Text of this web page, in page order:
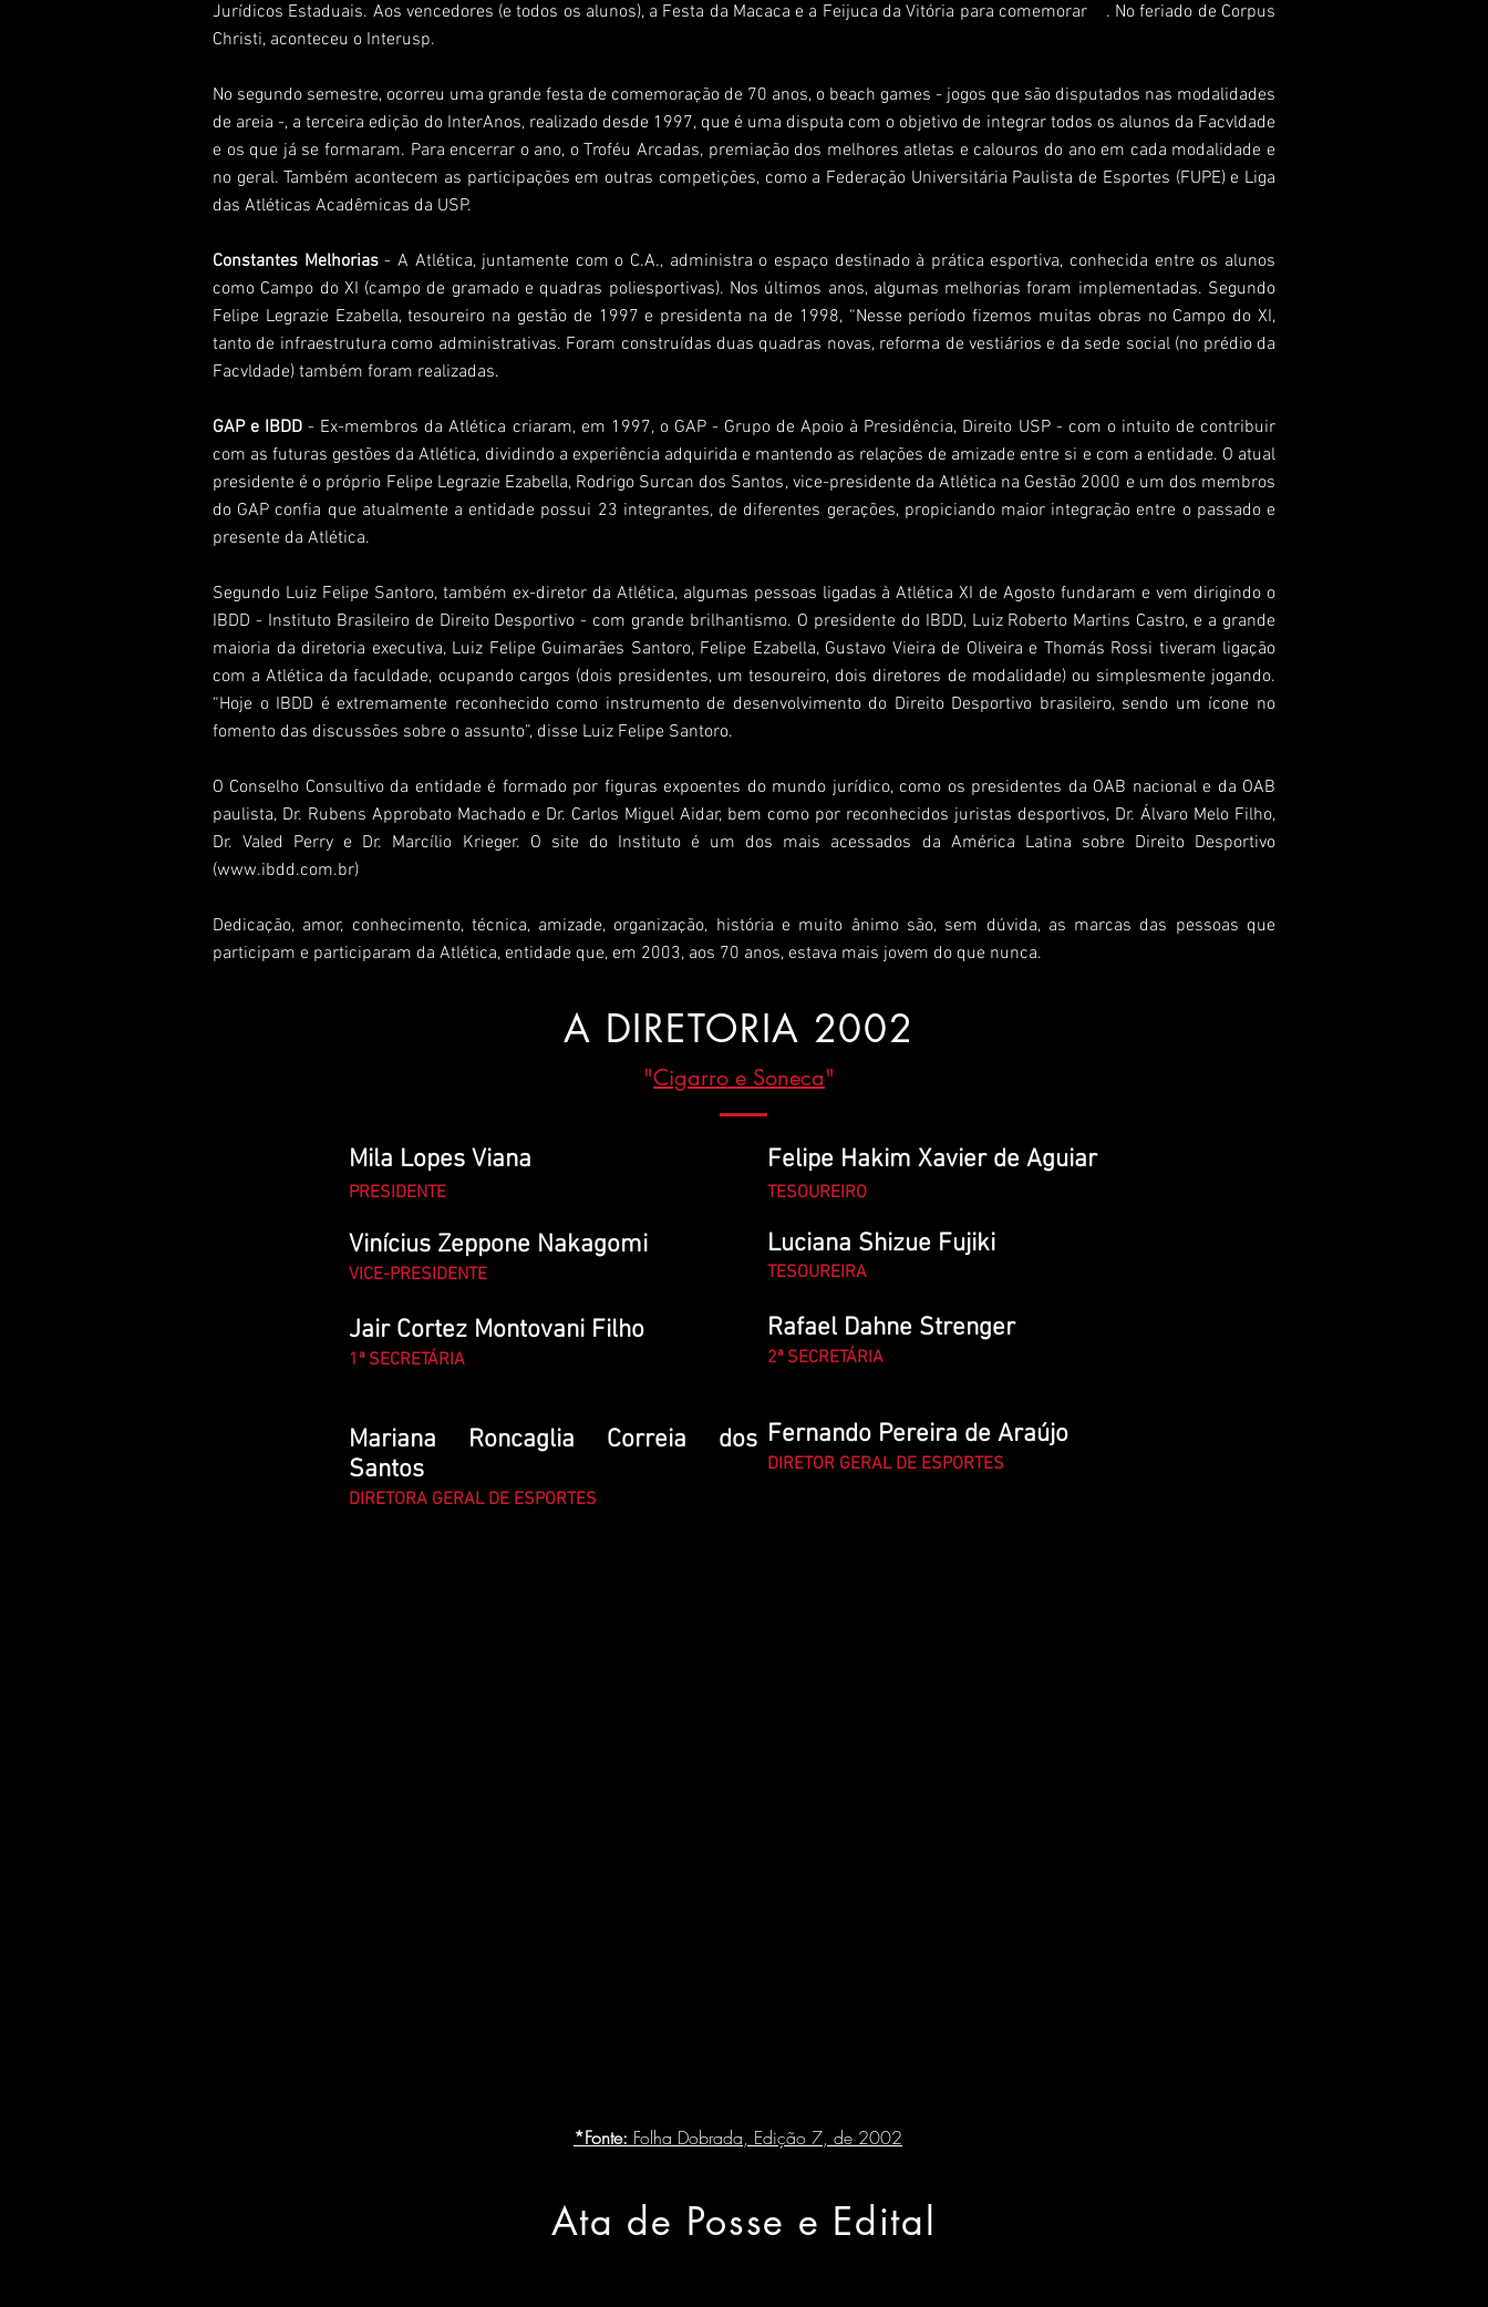
Jurídicos Estaduais. Aos vencedores (e todos os alunos), a Festa da Macaca e a Feijuca da Vitória para comemorar . No feriado de Corpus
Christi, aconteceu o Interusp.
No segundo semestre, ocorreu uma grande festa de comemoração de 70 anos, o beach games - jogos que são disputados nas modalidades
de areia -, a terceira edição do InterAnos, realizado desde 1997, que é uma disputa com o objetivo de integrar todos os alunos da Facvldade
e os que já se formaram. Para encerrar o ano, o Troféu Arcadas, premiação dos melhores atletas e calouros do ano em cada modalidade e
no geral. Também acontecem as participações em outras competições, como a Federação Universitária Paulista de Esportes (FUPE) e Liga
das Atléticas Acadêmicas da USP.
Constantes Melhorias- A Atlética, juntamente com o C.A., administra o espaço destinado à prática esportiva, conhecida entre os alunos
como Campo do XI (campo de gramado e quadras poliesportivas). Nos últimos anos, algumas melhorias foram implementadas. Segundo
Felipe Legrazie Ezabella, tesoureiro na gestão de 1997 e presidenta na de 1998, “Nesse período fizemos muitas obras no Campo do XI,
tanto de infraestrutura como administrativas. Foram construídas duas quadras novas, reforma de vestiários e da sede social (no prédio da
Facvldade) também foram realizadas.
GAP e IBDD- Ex-membros da Atlética criaram, em 1997, o GAP - Grupo de Apoio à Presidência, Direito USP - com o intuito de contribuir
com as futuras gestões da Atlética, dividindo a experiência adquirida e mantendo as relações de amizade entre si e com a entidade. O atual
presidente é o próprio Felipe Legrazie Ezabella, Rodrigo Surcan dos Santos, vice-presidente da Atlética na Gestão 2000 e um dos membros
do GAP confia que atualmente a entidade possui 23 integrantes, de diferentes gerações, propiciando maior integração entre o passado e
presente da Atlética.
Segundo Luiz Felipe Santoro, também ex-diretor da Atlética, algumas pessoas ligadas à Atlética XI de Agosto fundaram e vem dirigindo o
IBDD - Instituto Brasileiro de Direito Desportivo - com grande brilhantismo. O presidente do IBDD, Luiz Roberto Martins Castro, e a grande
maioria da diretoria executiva, Luiz Felipe Guimarães Santoro, Felipe Ezabella, Gustavo Vieira de Oliveira e Thomás Rossi tiveram ligação
com a Atlética da faculdade, ocupando cargos (dois presidentes, um tesoureiro, dois diretores de modalidade) ou simplesmente jogando.
“Hoje o IBDD é extremamente reconhecido como instrumento de desenvolvimento do Direito Desportivo brasileiro, sendo um ícone no
fomento das discussões sobre o assunto”, disse Luiz Felipe Santoro.
O Conselho Consultivo da entidade é formado por figuras expoentes do mundo jurídico, como os presidentes da OAB nacional e da OAB
paulista, Dr. Rubens Approbato Machado e Dr. Carlos Miguel Aidar, bem como por reconhecidos juristas desportivos, Dr. Álvaro Melo Filho,
Dr. Valed Perry e Dr. Marcílio Krieger. O site do Instituto é um dos mais acessados da América Latina sobre Direito Desportivo
(www.ibdd.com.br)
Dedicação, amor, conhecimento, técnica, amizade, organização, história e muito ânimo são, sem dúvida, as marcas das pessoas que
participam e participaram da Atlética, entidade que, em 2003, aos 70 anos, estava mais jovem do que nunca.
A DIRETORIA 2002
"Cigarro e Soneca"
Mila Lopes Viana
PRESIDENTE
Vinícius Zeppone Nakagomi
VICE-PRESIDENTE
Jair Cortez Montovani Filho
1ª SECRETÁRIA
Mariana Roncaglia Correia dos
Santos
DIRETORA GERAL DE ESPORTES
Felipe Hakim Xavier de Aguiar
TESOUREIRO
Luciana Shizue Fujiki
TESOUREIRA
Rafael Dahne Strenger
2ª SECRETÁRIA
Fernando Pereira de Araújo
DIRETOR GERAL DE ESPORTES
*Fonte: Folha Dobrada, Edição 7, de 2002
Ata de Posse e Edital